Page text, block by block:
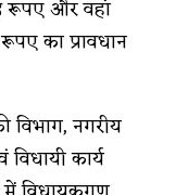
रूपए और वहां
का प्रावधान
विभाग, नगरीय
कार्य